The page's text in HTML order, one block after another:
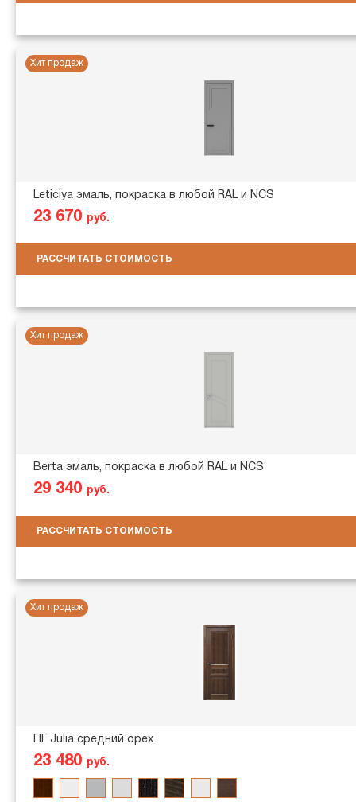
Хит продаж
Leticiya эмаль, покраска в любой RAL и NCS
23 670 руб.
РАССЧИТАТЬ СТОИМОСТЬ
Хит продаж
Berta эмаль, покраска в любой RAL и NCS
29 340 руб.
РАССЧИТАТЬ СТОИМОСТЬ
Хит продаж
ПГ Julia средний орех
23 480 руб.